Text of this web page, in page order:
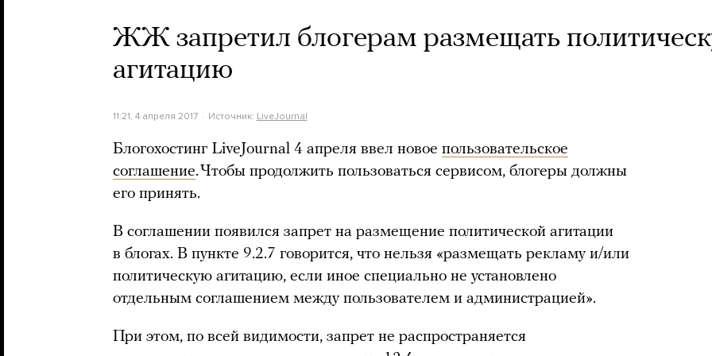
ЖЖ запретил блогерам размещать
агитацию
11:21, 4 апреля 2017 Источник: LiveJournal
Блогохостинг LiveJournal 4 апреля ввел новое пользовательское
соглашение. Чтобы продолжить пользоваться сервисом, блогеры должны
его принять.
В соглашении появился запрет на размещение политической агитации
в блогах. В пункте 9.2.7 говорится, что нельзя «размещать рекламу и/или
политическую агитацию, если иное специально не установлено
отдельным соглашением между пользователем и администрацией».
При этом, по всей видимости, запрет не распространяется